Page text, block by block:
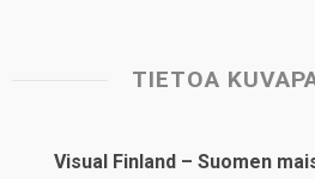
TIETOA
Visual Finland – Suomen